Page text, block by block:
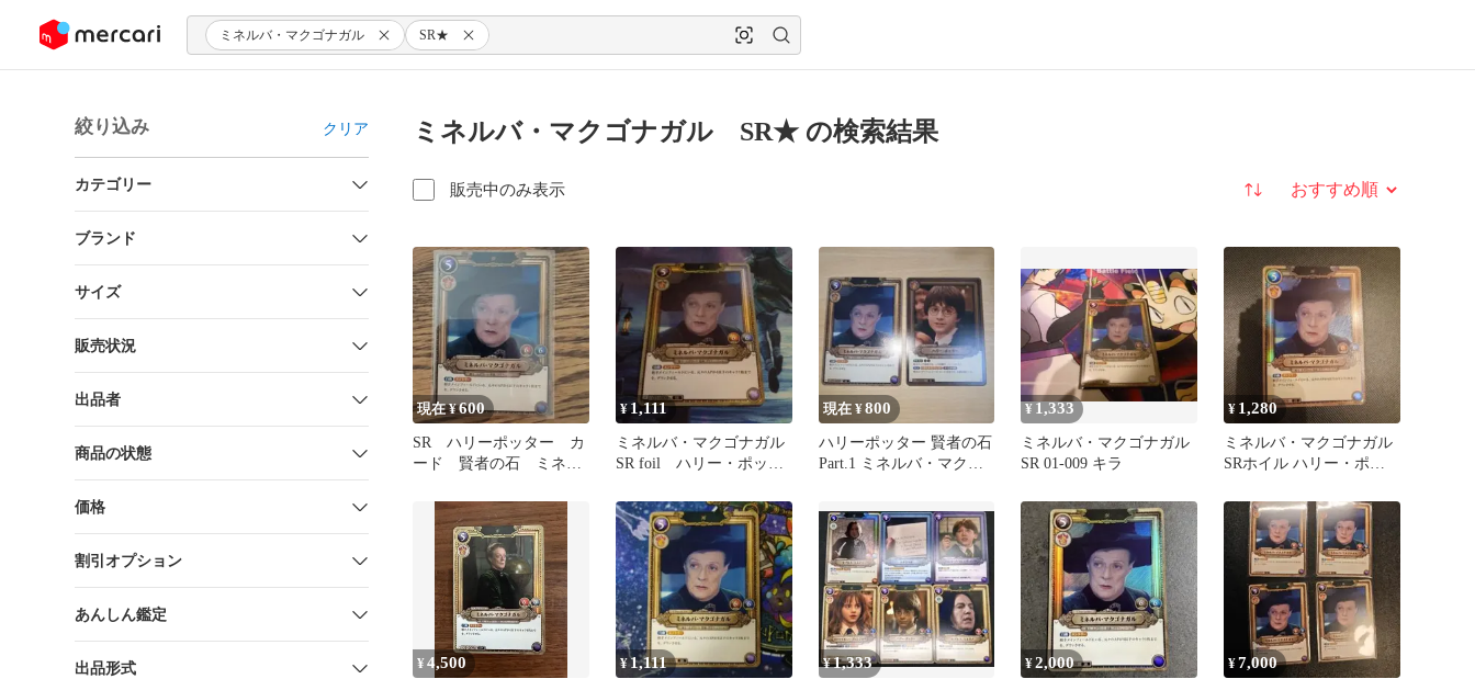
ツにスキップ ミネルバ・マクゴナガル SR★
絞り込み クリア
カテゴリー
ブランド
サイズ
販売状況
出品者
商品の状態
価格
割引オプション
あんしん鑑定
出品形式
ミネルバ・マクゴナガル SR★ の検索結果
販売中のみ表示 並び替え
現在 ¥600
SR ハリーポッター カ
ード 賢者の石 ミネル
¥1,111
ミネルバ・マクゴナガル
SR foil ハリー・ポッタ
現在 ¥800
ハリーポッター 賢者の石
Part.1 ミネルバ・マクゴ
¥ 1,333
ミネルバ・マクゴナガル
SR 01-009 キラ
¥ 1,280
ミネルバ・マクゴナガル
SRホイル ハリー・ポッ
¥4,500 ¥1,111 ¥1,333 ¥2,000 ¥7,000